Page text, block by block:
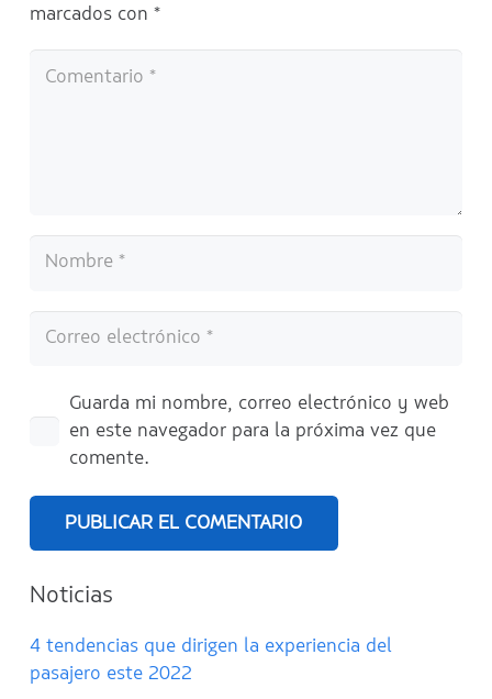
marcados con *
Guarda mi nombre, correo electrónico y web
en este navegador para la próxima vez que
comente.
PUBLICAR EL COMENTARIO
Noticias
4 tendencias que dirigen la experiencia del
pasajero este 2022